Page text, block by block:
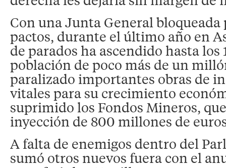
Con una Junta General bloqueada
pactos, durante el último año en
de parados ha ascendido hasta
población de poco más de un
paralizado importantes obras de
vitales para su crecimiento
suprimido los Fondos Mineros,
inyección de 800 millones de
A falta de enemigos dentro del
sumó otros nuevos fuera con el